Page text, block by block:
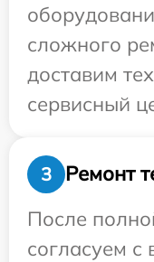
сложного
доставим
сервисный
3
Ремонт
После
согласуем с